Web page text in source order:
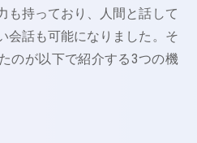
も持っており、人間と話して
会話も可能になりました。そ
のが以下で紹介する3つの機